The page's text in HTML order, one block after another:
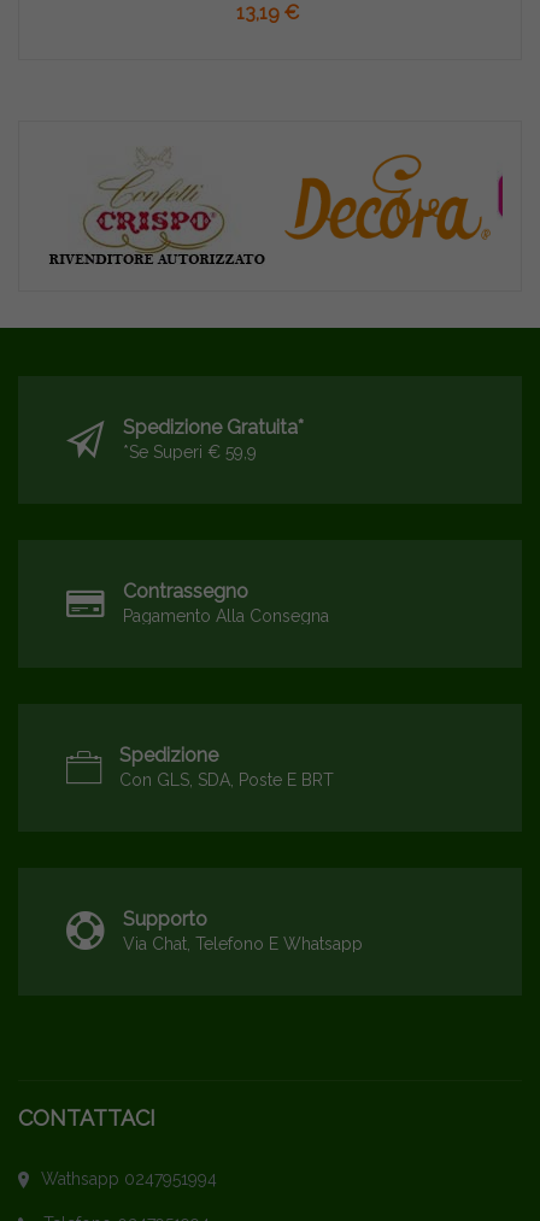
13,19 €
Spedizione Gratuita*
*se Superi € 59,9
Contrassegno
Pagamento Alla Consegna
Spedizione
Con GLS, SDA, Poste E BRT
Supporto
Via Chat, Telefono E Whatsapp
CONTATTACI
Wathsapp 0247951994